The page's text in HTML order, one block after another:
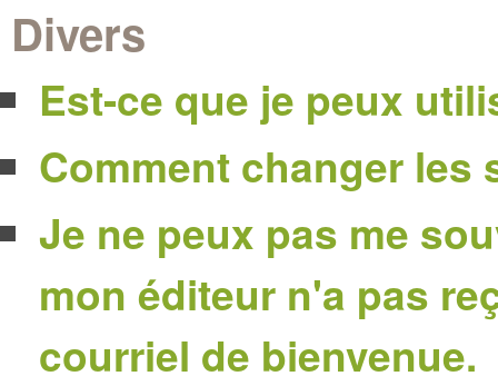
Divers
Est-ce que je peux
Comment changer les
Je ne peux pas me
mon éditeur n'a pas
courriel de bienvenue.